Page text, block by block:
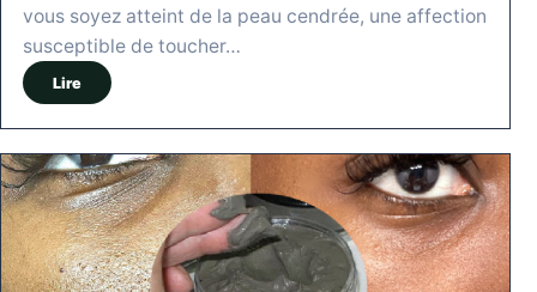
vous soyez atteint de la peau cendrée, une affection
susceptible de toucher…
Lire